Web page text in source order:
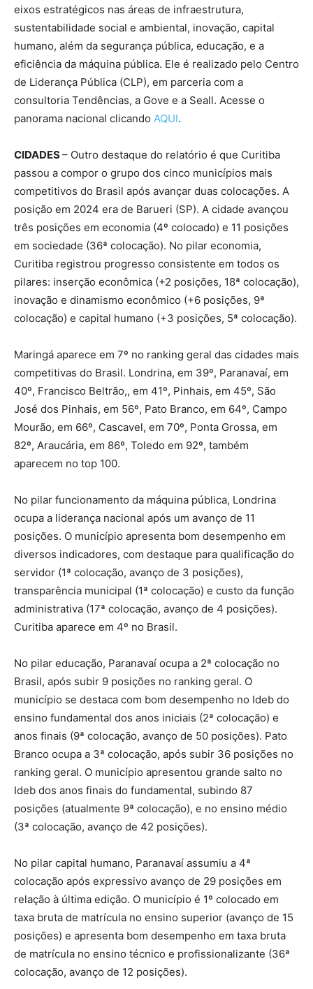
eixos estratégicos nas áreas de infraestrutura,
sustentabilidade social e ambiental, inovação, capital
humano, além da segurança pública, educação, e a
eficiência da máquina pública. Ele é realizado pelo Centro
de Liderança Pública (CLP), em parceria com a
consultoria Tendências, a Gove e a Seall. Acesse o
panorama nacional clicando AQUI.
CIDADES– Outro destaque do relatório é que Curitiba
passou a compor o grupo dos cinco municípios mais
competitivos do Brasil após avançar duas colocações. A
posição em 2024 era de Barueri (SP). A cidade avançou
três posições em economia (4º colocado) e 11 posições
em sociedade (36ª colocação). No pilar economia,
Curitiba registrou progresso consistente em todos os
pilares: inserção econômica (+2 posições, 18ª colocação),
inovação e dinamismo econômico (+6 posições, 9ª
colocação) e capital humano (+3 posições, 5ª colocação).
Maringá aparece em 7º no ranking geral das cidades mais
competitivas do Brasil. Londrina, em 39º, Paranavaí, em
40º, Francisco Beltrão,, em 41º, Pinhais, em 45º, São
José dos Pinhais, em 56º, Pato Branco, em 64º, Campo
Mourão, em 66º, Cascavel, em 70º, Ponta Grossa, em
82º, Araucária, em 86º, Toledo em 92º, também
aparecem no top 100.
No pilar funcionamento da máquina pública, Londrina
ocupa a liderança nacional após um avanço de 11
posições. O município apresenta bom desempenho em
diversos indicadores, com destaque para qualificação do
servidor (1ª colocação, avanço de 3 posições),
transparência municipal (1ª colocação) e custo da função
administrativa (17ª colocação, avanço de 4 posições).
Curitiba aparece em 4º no Brasil.
No pilar educação, Paranavaí ocupa a 2ª colocação no
Brasil, após subir 9 posições no ranking geral. O
município se destaca com bom desempenho no Ideb do
ensino fundamental dos anos iniciais (2ª colocação) e
anos finais (9ª colocação, avanço de 50 posições). Pato
Branco ocupa a 3ª colocação, após subir 36 posições no
ranking geral. O município apresentou grande salto no
Ideb dos anos finais do fundamental, subindo 87
posições (atualmente 9ª colocação), e no ensino médio
(3ª colocação, avanço de 42 posições).
No pilar capital humano, Paranavaí assumiu a 4ª
colocação após expressivo avanço de 29 posições em
relação à última edição. O município é 1º colocado em
taxa bruta de matrícula no ensino superior (avanço de 15
posições) e apresenta bom desempenho em taxa bruta
de matrícula no ensino técnico e profissionalizante (36ª
colocação, avanço de 12 posições).